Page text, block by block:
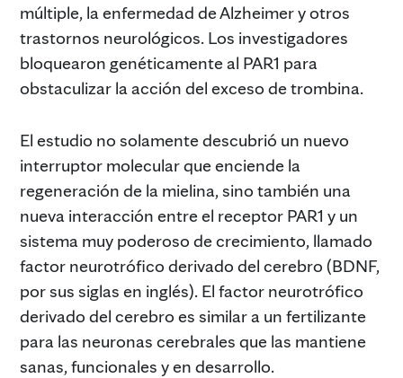
múltiple, la enfermedad de Alzheimer y otros
trastornos neurológicos. Los investigadores
bloquearon genéticamente al PAR1 para
obstaculizar la acción del exceso de trombina.
El estudio no solamente descubrió un nuevo
interruptor molecular que enciende la
regeneración de la mielina, sino también una
nueva interacción entre el receptor PAR1 y un
sistema muy poderoso de crecimiento, llamado
factor neurotrófico derivado del cerebro (BDNF,
por sus siglas en inglés). El factor neurotrófico
derivado del cerebro es similar a un fertilizante
para las neuronas cerebrales que las mantiene
sanas, funcionales y en desarrollo.